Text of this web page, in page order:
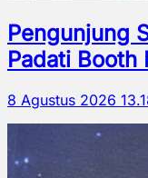
Pengunjung
Padati Booth
8 Agustus 2026